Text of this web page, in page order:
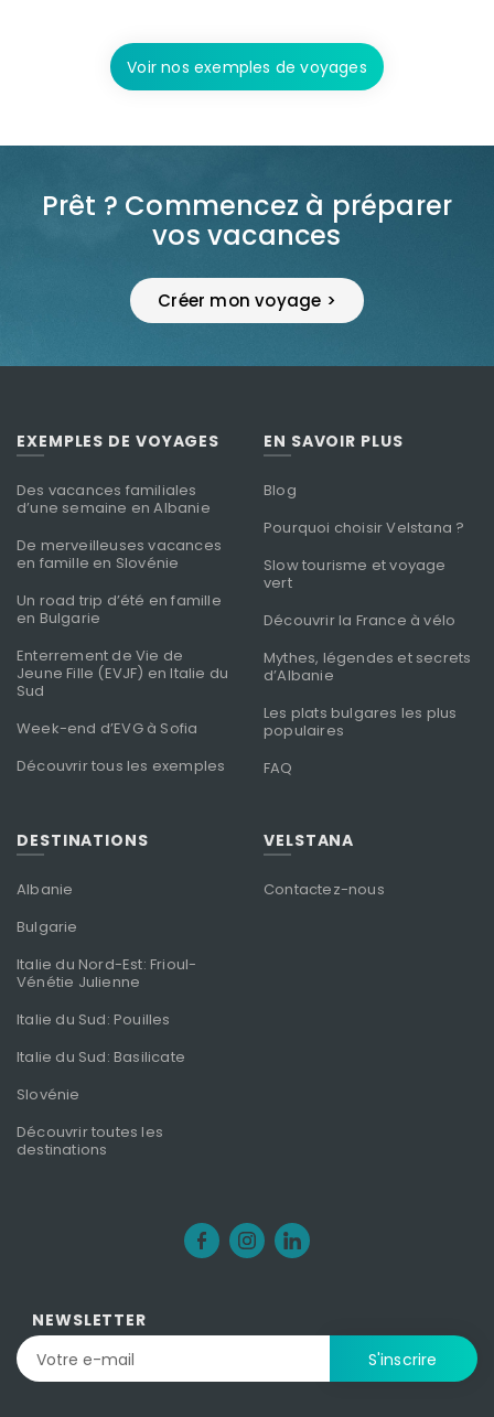
Voir nos exemples de voyages
Prêt ? Commencez à préparer
vos vacances
Créer mon voyage >
EXEMPLES DE VOYAGES
Des vacances familiales
d’une semaine en Albanie
De merveilleuses vacances
en famille en Slovénie
Un road trip d’été en famille
en Bulgarie
Enterrement de Vie de
Jeune Fille (EVJF) en Italie du
Sud
Week-end d’EVG à Sofia
Découvrir tous les exemples
EN SAVOIR PLUS
Blog
Pourquoi choisir Velstana ?
Slow tourisme et voyage
vert
Découvrir la France à vélo
Mythes, légendes et secrets
d’Albanie
Les plats bulgares les plus
populaires
FAQ
DESTINATIONS
Albanie
Bulgarie
Italie du Nord-Est: Frioul-
Vénétie Julienne
Italie du Sud: Pouilles
Italie du Sud: Basilicate
Slovénie
Découvrir toutes les
destinations
VELSTANA
Contactez-nous
NEWSLETTER